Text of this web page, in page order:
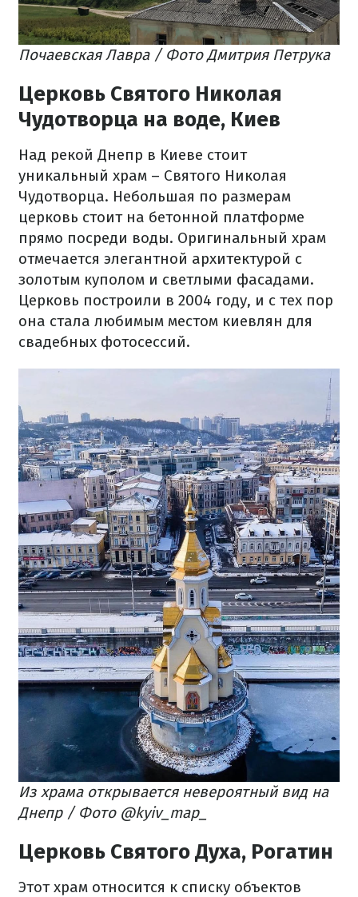
Почаевская Лавра / Фото Дмитрия Петрука
Церковь Святого Николая
Чудотворца на воде, Киев
Над рекой Днепр в Киеве стоит
уникальный храм – Святого Николая
Чудотворца. Небольшая по размерам
церковь стоит на бетонной платформе
прямо посреди воды. Оригинальный храм
отмечается элегантной архитектурой с
золотым куполом и светлыми фасадами.
Церковь построили в 2004 году, и с тех пор
она стала любимым местом киевлян для
свадебных фотосессий.
Из храма открывается невероятный вид на
Днепр / Фото @kyiv_map_
Церковь Святого Духа, Рогатин
Этот храм относится к списку объектов